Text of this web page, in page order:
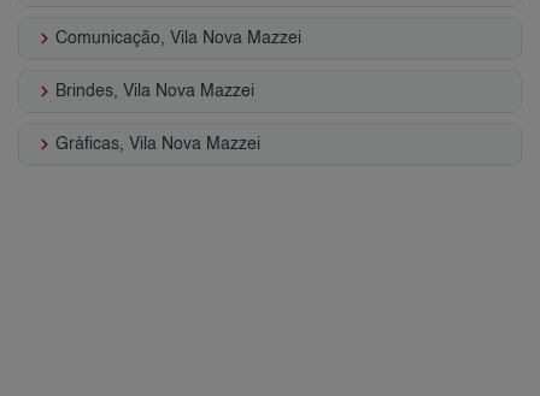
keyboard_arrow_right Comunicação, Vila Nova Mazzei
keyboard_arrow_right Brindes, Vila Nova Mazzei
keyboard_arrow_right Gráficas, Vila Nova Mazzei